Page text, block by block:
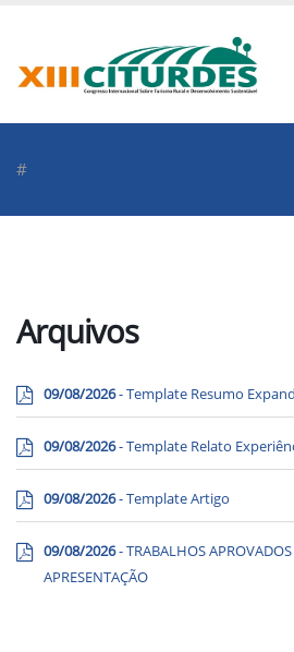
#
Arquivos
09/08/2026- Template Resumo
09/08/2026- Template Relato
09/08/2026- Template Artigo
09/08/2026- TRABALHOS
APRESENTAÇÃO